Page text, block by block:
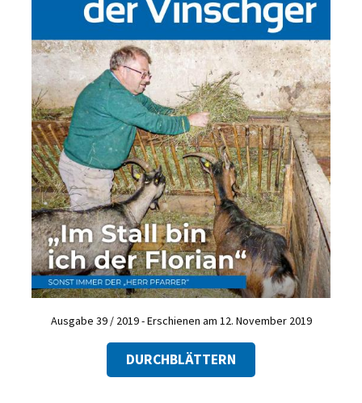
Ausgabe 39 / 2019 - Erschienen am 12. November 2019
DURCHBLÄTTERN